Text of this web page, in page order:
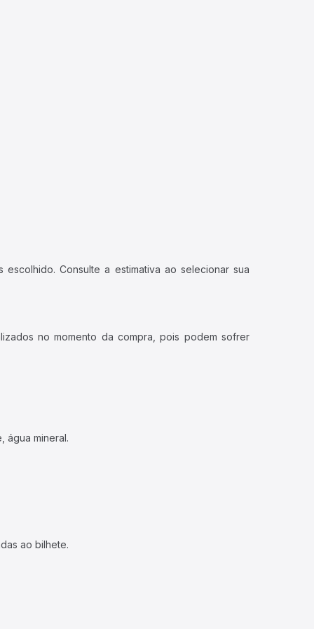
Consulte a estimativa ao selecionar sua
no momento da compra, pois podem sofrer
água mineral.
ao bilhete.